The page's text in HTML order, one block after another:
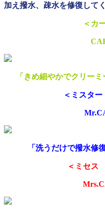
加え撥水、疎水を修復して
＜カ
「きめ細やかでクリー
＜ミスタ
「洗うだけで撥水修
＜ミセス